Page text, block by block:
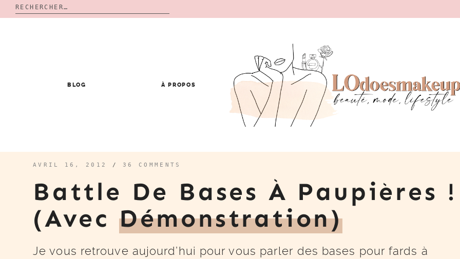
Rechercher :
BLOG À PROPOS
AVRIL 16, 2012 /36 COMMENTS
Battle De Bases À Paupières !
(Avec Démonstration)
Je vous retrouve aujourd’hui pour vous parler des bases pour fards à